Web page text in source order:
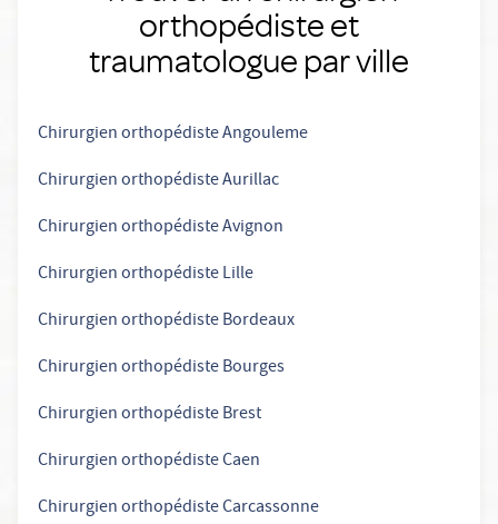
orthopédiste et
traumatologue par ville
Chirurgien orthopédiste Angouleme
Chirurgien orthopédiste Aurillac
Chirurgien orthopédiste Avignon
Chirurgien orthopédiste Lille
Chirurgien orthopédiste Bordeaux
Chirurgien orthopédiste Bourges
Chirurgien orthopédiste Brest
Chirurgien orthopédiste Caen
Chirurgien orthopédiste Carcassonne